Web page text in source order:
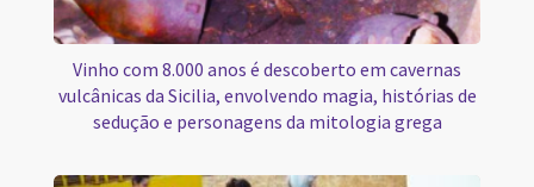
Vinho com 8.000 anos é descoberto em cavernas
vulcânicas da Sicilia, envolvendo magia, histórias de
sedução e personagens da mitologia grega